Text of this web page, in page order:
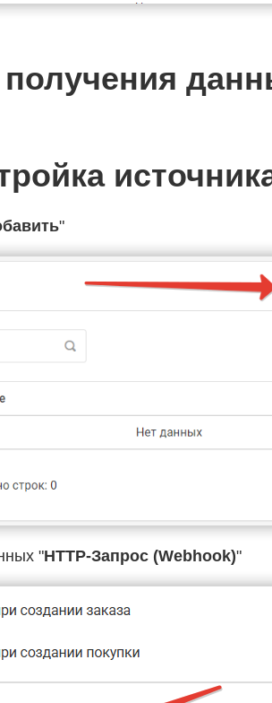
"
"HTTP-Запрос (Webhook)"